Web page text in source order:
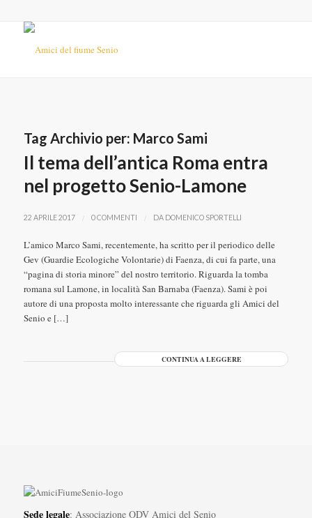
Tag Archivio per: Marco Sami
Il tema dell’antica Roma entra
nel progetto Senio-Lamone
22 APRILE 2017 / 0 COMMENTI / DA DOMENICO SPORTELLI
L’amico Marco Sami, recentemente, ha scritto per il periodico delle
Gev (Guardie Ecologiche Volontarie) di Faenza, di cui fa parte, una
“pagina di storia minore” del nostro territorio. Riguarda la tomba
romana sul Lamone, in località San Barnaba (Faenza). Sami è poi
autore di una proposta molto interessante che riguarda gli Amici del
Senio e […]
CONTINUA A LEGGERE
Sede legale: Associazione ODV Amici del Senio